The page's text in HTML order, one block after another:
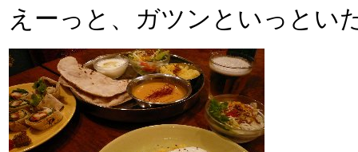
えーっと、ガツンといっとい